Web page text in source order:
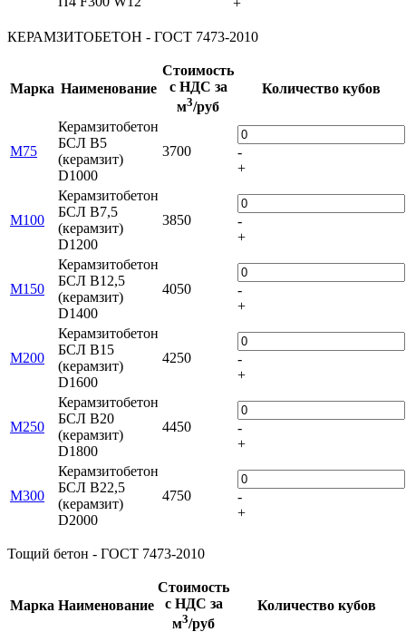
КЕРАМЗИТОБЕТОН - ГОСТ 7473-2010
Марка Наименование
Стоимость
с НДС за
м3/руб
Количество кубов
М75
Керамзитобетон
БСЛ В5
(керамзит)
D1000
3700
-
+
М100
Керамзитобетон
БСЛ В7,5
(керамзит)
D1200
3850
-
+
М150
Керамзитобетон
БСЛ В12,5
(керамзит)
D1400
4050
-
+
М200
Керамзитобетон
БСЛ В15
(керамзит)
D1600
4250
-
+
М250
Керамзитобетон
БСЛ В20
(керамзит)
D1800
4450
-
+
М300
Керамзитобетон
БСЛ В22,5
(керамзит)
D2000
4750
-
+
Тощий бетон - ГОСТ 7473-2010
Марка Наименование
Стоимость
с НДС за
м3/руб
Количество кубов